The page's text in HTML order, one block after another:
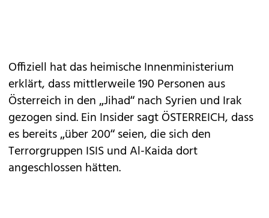
Offiziell hat das heimische Innenministerium
erklärt, dass mittlerweile 190 Personen aus
Österreich in den „Jihad“ nach Syrien und Irak
gezogen sind. Ein Insider sagt ÖSTERREICH, dass
es bereits „über 200“ seien, die sich den
Terrorgruppen ISIS und Al-Kaida dort
angeschlossen hätten.